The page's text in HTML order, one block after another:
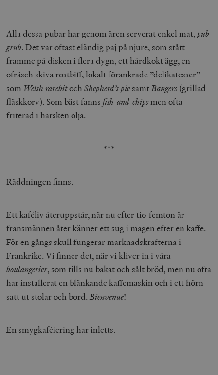
Alla dessa pubar har genom åren serverat enkel mat,pub
grub. Det var oftast eländig paj på njure, som stått
framme på disken i flera dygn, ett hårdkokt ägg, en
ofräsch skiva rostbiff, lokalt förankrade ”delikatesser”
som Welsh rarebitochShepherd’s pie samtBangers (grillad
fläskkorv). Som bäst fannsfish-and-chipsmen ofta
friterad i härsken olja.
***
Räddningen finns.
Ett kaféliv återuppstår, när nu efter tio-femton år
fransmännen åter känner ett sug i magen efter en kaffe.
För en gångs skull fungerar marknadskrafterna i
Frankrike. Vi finner det, när vi kliver in i våra
boulangerier, som tills nu bakat och sålt bröd, men nu ofta
har installerat en blänkande kaffemaskin och i ett hörn
satt ut stolar och bord.Bienvenue!
En smygkaféiering har inletts.